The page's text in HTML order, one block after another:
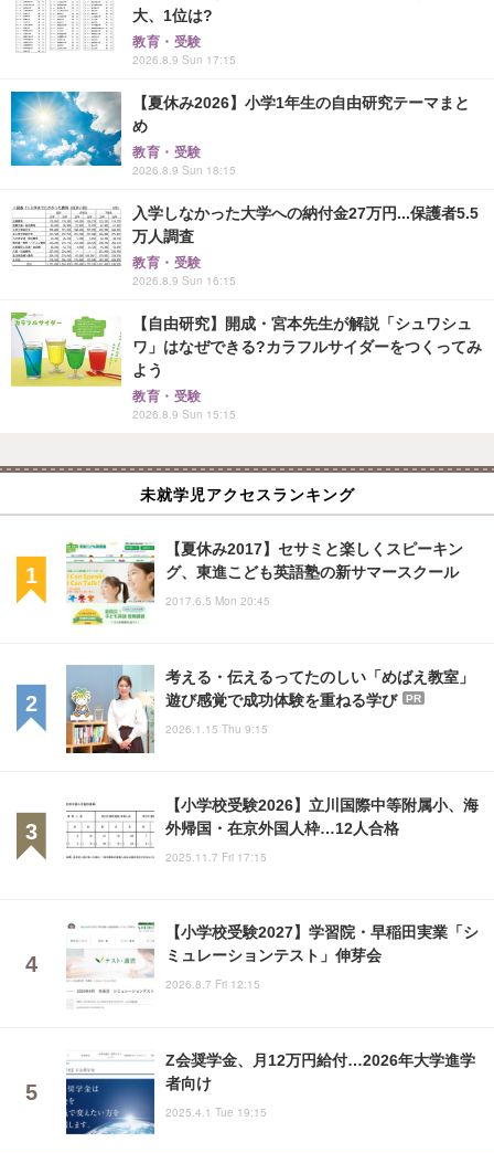
大、1位は?
教育・受験
2026.8.9 Sun 17:15
【夏休み2026】小学1年生の自由研究テーマまと
め
教育・受験
2026.8.9 Sun 18:15
入学しなかった大学への納付金27万円...保護者5.5
万人調査
教育・受験
2026.8.9 Sun 16:15
【自由研究】開成・宮本先生が解説「シュワシュ
ワ」はなぜできる?カラフルサイダーをつくってみ
よう
教育・受験
2026.8.9 Sun 15:15
未就学児アクセスランキング
【夏休み2017】セサミと楽しくスピーキン
グ、東進こども英語塾の新サマースクール
2017.6.5 Mon 20:45
考える・伝えるってたのしい「めばえ教室」
遊び感覚で成功体験を重ねる学び
PR
2026.1.15 Thu 9:15
【小学校受験2026】立川国際中等附属小、海
外帰国・在京外国人枠…12人合格
2025.11.7 Fri 17:15
【小学校受験2027】学習院・早稲田実業「シ
ミュレーションテスト」伸芽会
2026.8.7 Fri 12:15
Z会奨学金、月12万円給付…2026年大学進学
者向け
2025.4.1 Tue 19:15